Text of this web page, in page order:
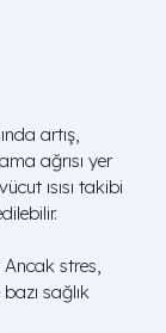
artış,
ağrısı yer
ısısı takibi
stres,
sağlık